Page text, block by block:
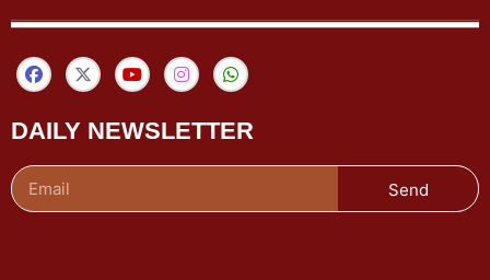
DAILY NEWSLETTER
Send